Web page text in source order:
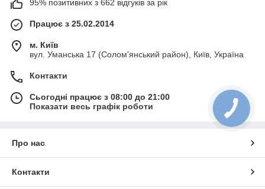
95% позитивних з 662 відгуків за рік
Працює з 25.02.2014
м. Київ
вул. Уманська 17 (Солом'янський район), Київ, Україна
Контакти
Сьогодні працює з 08:00 до 21:00
Показати весь графік роботи
Про нас
Контакти